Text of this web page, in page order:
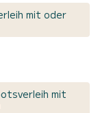
mit oder
mit